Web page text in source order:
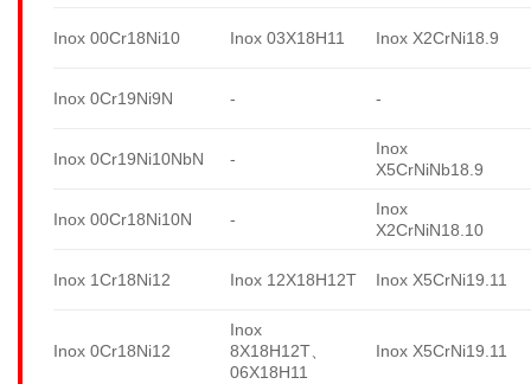
Inox 00Cr18Ni10 Inox 03X18H11 Inox X2CrNi18.9
Inox 0Cr19Ni9N - -
Inox 0Cr19Ni10NbN -
Inox
X5CrNiNb18.9
Inox 00Cr18Ni10N -
Inox
X2CrNiN18.10
Inox 1Cr18Ni12 Inox 12X18H12T Inox X5CrNi19.11
Inox 0Cr18Ni12
Inox
8X18H12T、
06X18H11
Inox X5CrNi19.11